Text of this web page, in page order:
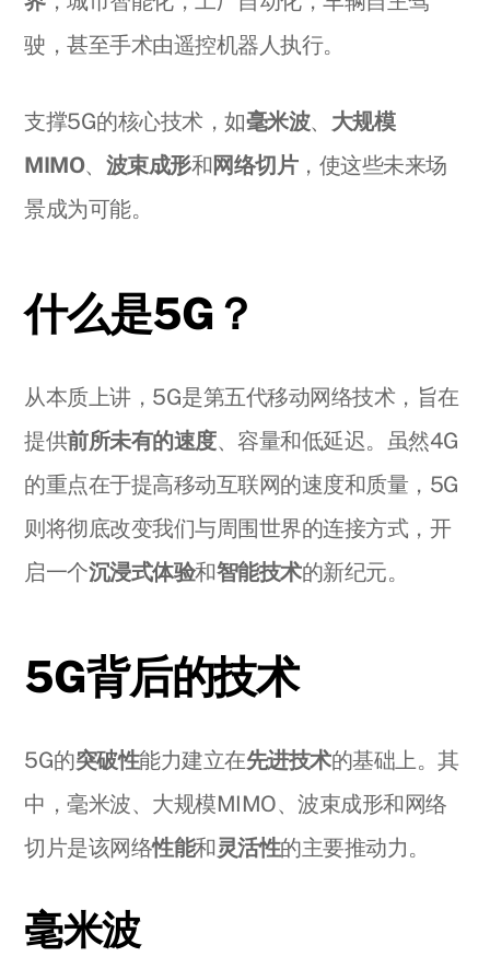
驶，甚至手术由遥控机器人执行。
支撑5G的核心技术，如毫米波、 大规模
MIMO、 波束成形和 网络切片，使这些未来场
景成为可能。
什么是5G？
从本质上讲，5G是第五代移动网络技术，旨在
提供前所未有的速度、容量和低延迟。虽然4G
的重点在于提高移动互联网的速度和质量，5G
则将彻底改变我们与周围世界的连接方式，开
启一个沉浸式体验和智能技术的新纪元。
5G背后的技术
5G的突破性能力建立在先进技术的基础上。其
中，毫米波、大规模MIMO、波束成形和网络
切片是该网络性能和灵活性的主要推动力。
毫米波